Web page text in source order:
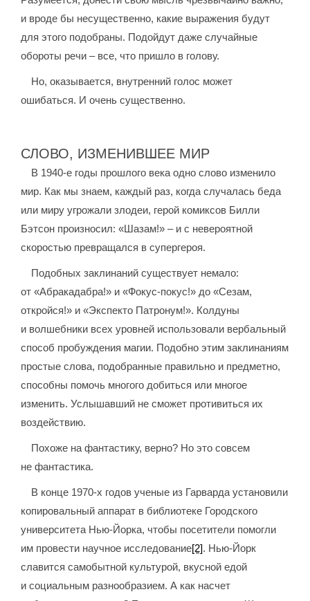
и вроде бы несущественно, какие выражения будут
для этого подобраны. Подойдут даже случайные
обороты речи – все, что пришло в голову.
Но, оказывается, внутренний голос может
ошибаться. И очень существенно.
СЛОВО, ИЗМЕНИВШЕЕ МИР
В 1940-е годы прошлого века одно слово изменило
мир. Как мы знаем, каждый раз, когда случалась беда
или миру угрожали злодеи, герой комиксов Билли
Бэтсон произносил: «Шазам!» – и с невероятной
скоростью превращался в супергероя.
Подобных заклинаний существует немало:
от «Абракадабра!» и «Фокус-покус!» до «Сезам,
откройся!» и «Экспекто Патронум!». Колдуны
и волшебники всех уровней использовали вербальный
способ пробуждения магии. Подобно этим заклинаниям
простые слова, подобранные правильно и предметно,
способны помочь многого добиться или многое
изменить. Услышавший не сможет противиться их
воздействию.
Похоже на фантастику, верно? Но это совсем
не фантастика.
В конце 1970-х годов ученые из Гарварда установили
копировальный аппарат в библиотеке Городского
университета Нью-Йорка, чтобы посетители помогли
им провести научное исследование[2]. Нью-Йорк
славится самобытной культурой, вкусной едой
и социальным разнообразием. А как насчет